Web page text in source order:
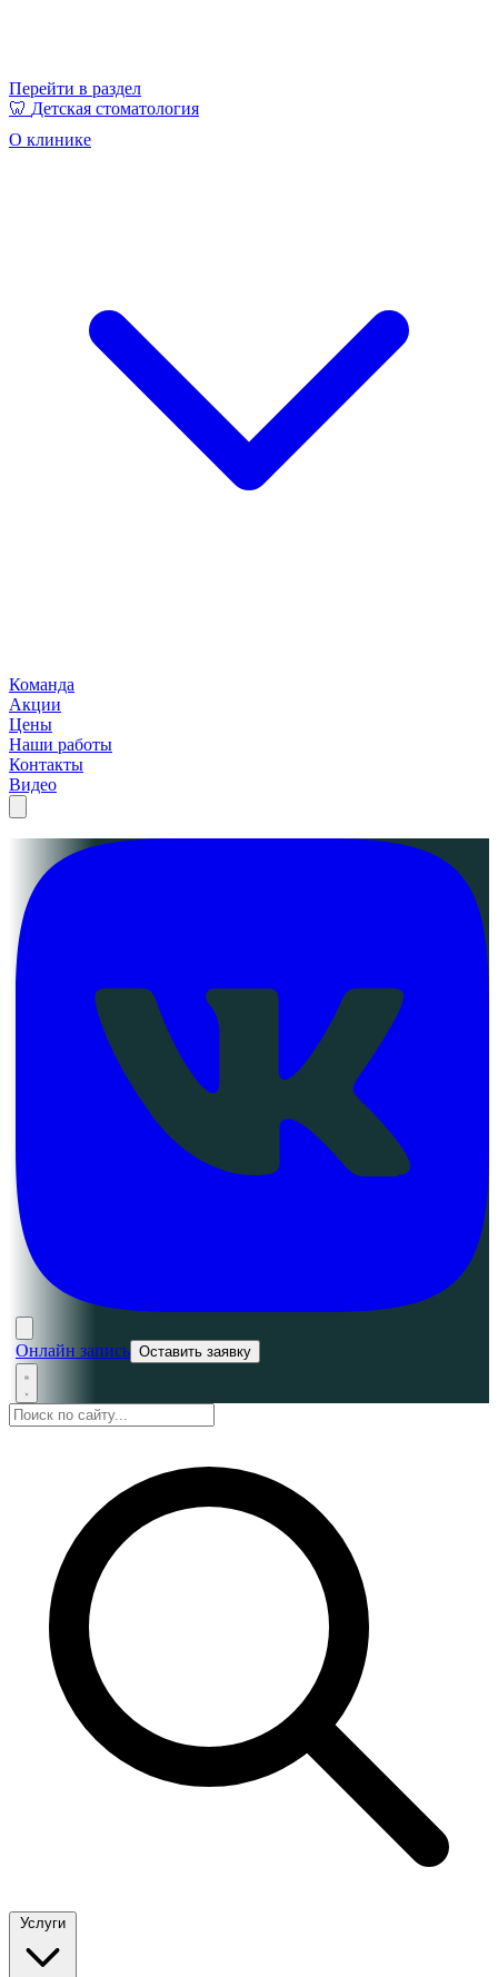
Перейти в раздел
🦷 Детская стоматология
О клинике
Команда
Акции
Цены
Наши работы
Контакты
Видео
Онлайн запись Оставить заявку
Услуги